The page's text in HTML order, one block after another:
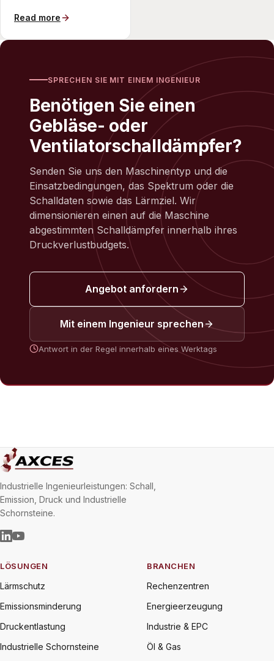
kompakten
Read more
SPRECHEN SIE MIT EINEM INGENIEUR
Benötigen Sie einen
Gebläse- oder
Ventilatorschalldämpfer?
Senden Sie uns den Maschinentyp und die
Einsatzbedingungen, das Spektrum oder die
Schalldaten sowie das Lärmziel. Wir
dimensionieren einen auf die Maschine
abgestimmten Schalldämpfer innerhalb ihres
Druckverlustbudgets.
Angebot anfordern
Mit einem Ingenieur sprechen
Antwort in der Regel innerhalb eines Werktags
Industrielle Ingenieurleistungen: Schall,
Emission, Druck und Industrielle
Schornsteine.
LÖSUNGEN
Lärmschutz
Emissionsminderung
Druckentlastung
Industrielle Schornsteine
BRANCHEN
Rechenzentren
Energieerzeugung
Industrie & EPC
Öl & Gas